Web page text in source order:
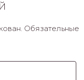
Обязательные